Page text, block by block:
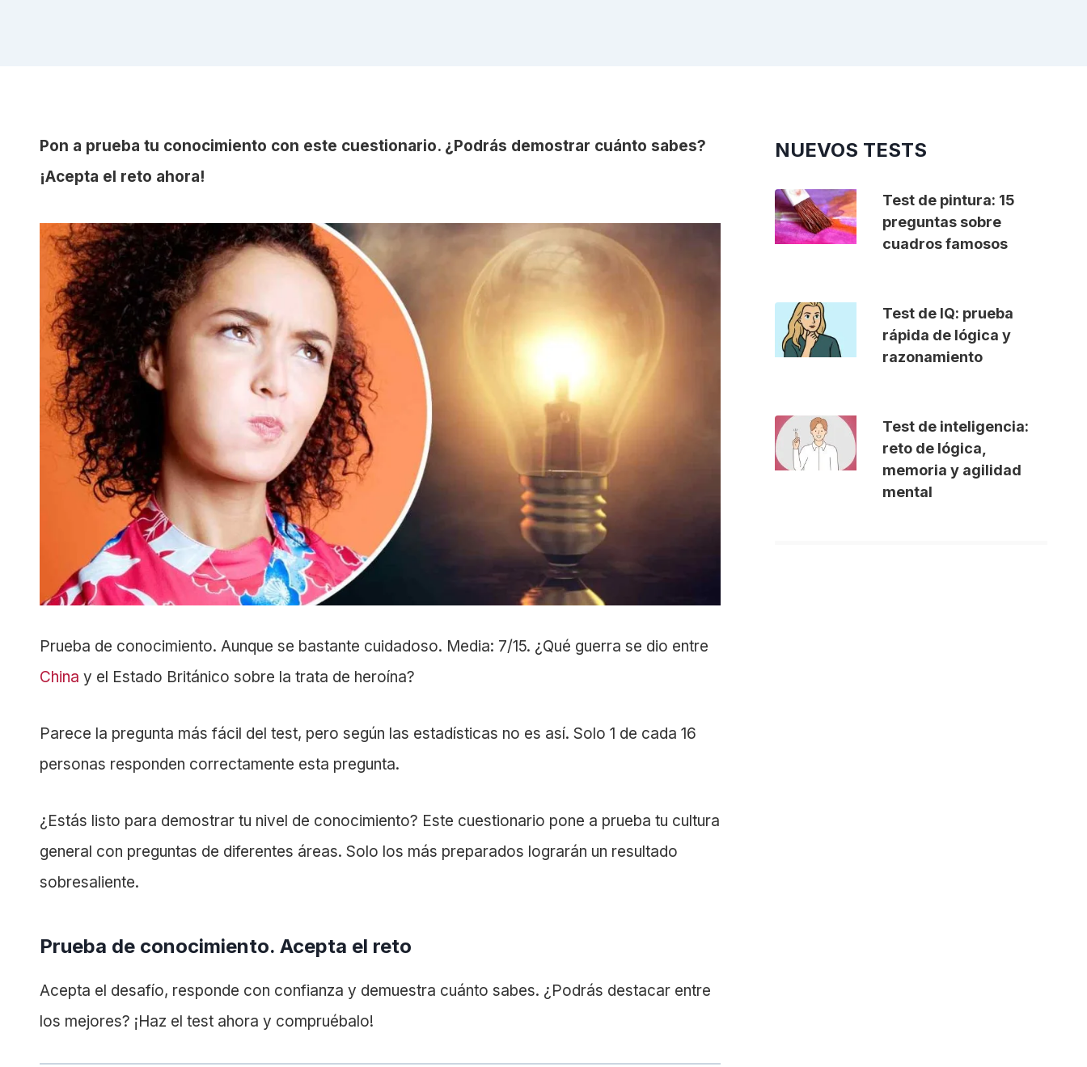
Pon a prueba tu conocimiento con este cuestionario. ¿Podrás demostrar cuánto sabes?
¡Acepta el reto ahora!
Prueba de conocimiento. Aunque se bastante cuidadoso. Media: 7/15. ¿Qué guerra se dio entre
China y el Estado Británico sobre la trata de heroína?
Parece la pregunta más fácil del test, pero según las estadísticas no es así. Solo 1 de cada 16
personas responden correctamente esta pregunta.
¿Estás listo para demostrar tu nivel de conocimiento? Este cuestionario pone a prueba tu cultura
general con preguntas de diferentes áreas. Solo los más preparados lograrán un resultado
sobresaliente.
Prueba de conocimiento. Acepta el reto
Acepta el desafío, responde con confianza y demuestra cuánto sabes. ¿Podrás destacar entre
los mejores? ¡Haz el test ahora y compruébalo!
NUEVOS TESTS
Test de pintura: 15
preguntas sobre
cuadros famosos
Test de IQ: prueba
rápida de lógica y
razonamiento
Test de inteligencia:
reto de lógica,
memoria y agilidad
mental